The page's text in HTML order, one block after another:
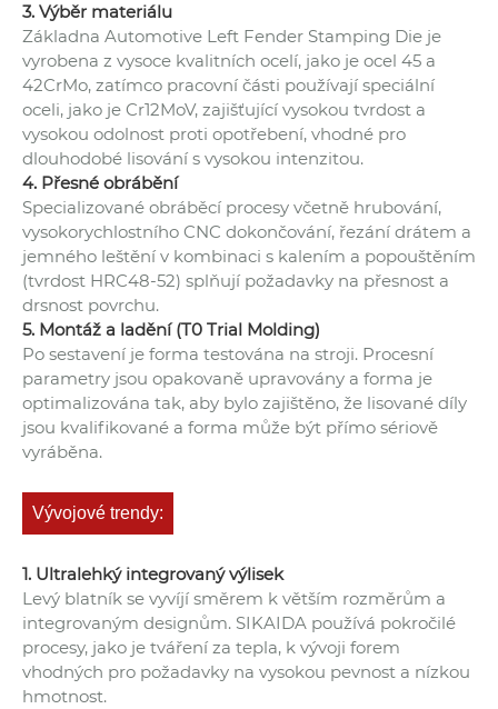
3. Výběr materiálu
Základna Automotive Left Fender Stamping Die je
vyrobena z vysoce kvalitních ocelí, jako je ocel 45 a
42CrMo, zatímco pracovní části používají speciální
oceli, jako je Cr12MoV, zajišťující vysokou tvrdost a
vysokou odolnost proti opotřebení, vhodné pro
dlouhodobé lisování s vysokou intenzitou.
4. Přesné obrábění
Specializované obráběcí procesy včetně hrubování,
vysokorychlostního CNC dokončování, řezání drátem a
jemného leštění v kombinaci s kalením a popouštěním
(tvrdost HRC48-52) splňují požadavky na přesnost a
drsnost povrchu.
5. Montáž a ladění (T0 Trial Molding)
Po sestavení je forma testována na stroji. Procesní
parametry jsou opakovaně upravovány a forma je
optimalizována tak, aby bylo zajištěno, že lisované díly
jsou kvalifikované a forma může být přímo sériově
vyráběna.
Vývojové trendy:
1. Ultralehký integrovaný výlisek
Levý blatník se vyvíjí směrem k větším rozměrům a
integrovaným designům. SIKAIDA používá pokročilé
procesy, jako je tváření za tepla, k vývoji forem
vhodných pro požadavky na vysokou pevnost a nízkou
hmotnost.